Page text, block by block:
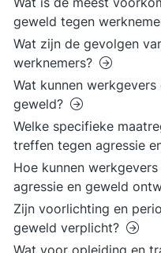
geweld tegen
Wat zijn de gevolgen
werknemers?
Wat kunnen
geweld?
Welke specifieke
treffen tegen agressie
Hoe kunnen
agressie en geweld
Zijn voorlichting en
geweld verplicht?
Wat voor opleiding en